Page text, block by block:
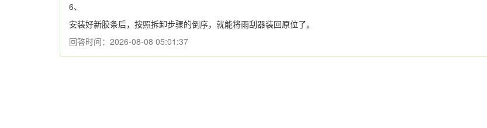
6、
安装好新胶条后，按照拆卸步骤的倒序，就能将雨刮器装回原位了。
回答时间：2026-08-08 05:01:37